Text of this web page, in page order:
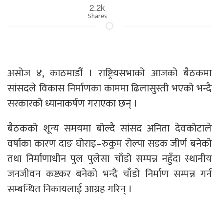
2.2k
Shares
असोज ४, काठमाडौं । राष्ट्रियसभाको आजको बैठकमा
सांसदले विकास निर्माणका काममा ढिलासुस्ती भएको भन्दै
सरकारको ध्यानाकर्षण गराएका छन् ।
बैठकको शून्य समयमा बोल्दै सांसद अनिता देवकोटाले
वर्षाका कारण दाङ घोराइ–रुकुम रोल्पा सडक जीर्ण बनेको
तथा निर्माणाधीन पुल पुलेसा चाँडो सम्पन्न नहुँदा स्थानीय
जनजीवन कष्टकर बनेको भन्दै चाँडो निर्माण सम्पन्न गर्न
सम्बन्धित निकायलाई आग्रह गरिन् ।